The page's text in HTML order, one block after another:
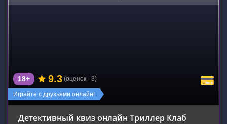
Играйте с друзьями онлайн!
18+ 9.3 (оценок - 3)
Детективный квиз онлайн Триллер Клаб